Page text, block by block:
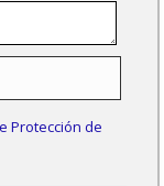
Protección de